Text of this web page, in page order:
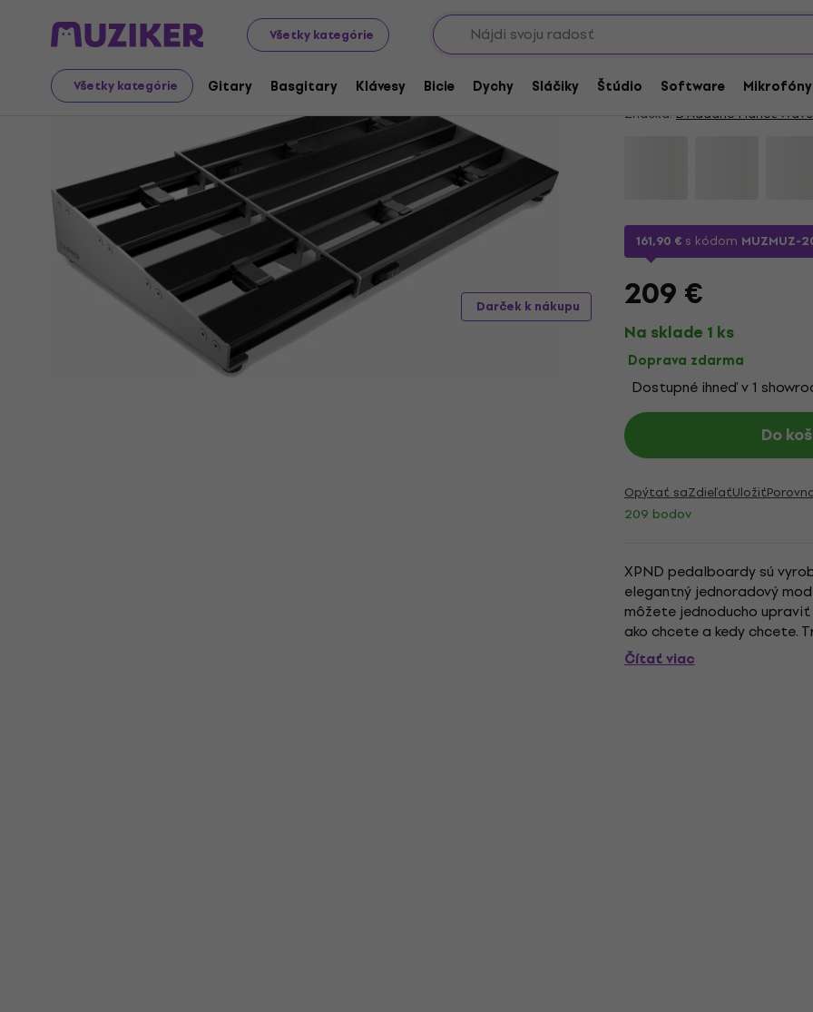
Všetky kategórie
Všetky kategórie Gitary Basgitary Klávesy Bicie Dychy Sláčiky Štúdio Software Mikrofóny
Hudobné nástroje Gitary Gitarové efekty Pedalboardy / tašky na efekty
Darček k nákupu
D'Addario Planet
4,9 /5 10 x hodnotené
Značka: D'Addario Planet
161,90 € s kódom MUZMUZ-
209 €
Na sklade 1 ks
Doprava zdarma
Dostupné ihneď v 1
Do
Opýtať saZdieľaťUložiť
209 bodov
XPND pedalboardy sú
elegantný jednoradový
môžete jednoducho
ako chcete a kedy chcete.
dispozícii samostatne pre
Čítať viac